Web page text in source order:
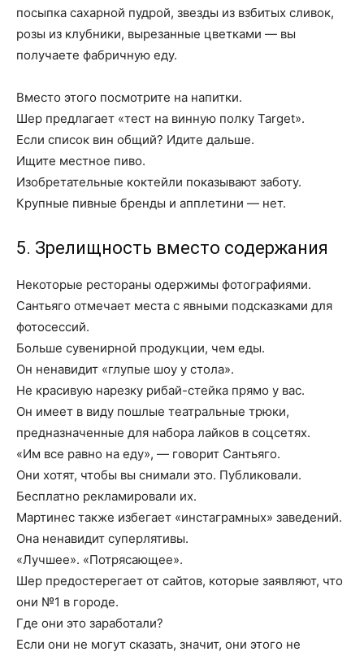
посыпка сахарной пудрой, звезды из взбитых сливок,
розы из клубники, вырезанные цветками — вы
получаете фабричную еду.
Вместо этого посмотрите на напитки.
Шер предлагает «тест на винную полку Target».
Если список вин общий? Идите дальше.
Ищите местное пиво.
Изобретательные коктейли показывают заботу.
Крупные пивные бренды и апплетини — нет.
5. Зрелищность вместо содержания
Некоторые рестораны одержимы фотографиями.
Сантьяго отмечает места с явными подсказками для
фотосессий.
Больше сувенирной продукции, чем еды.
Он ненавидит «глупые шоу у стола».
Не красивую нарезку рибай-стейка прямо у вас.
Он имеет в виду пошлые театральные трюки,
предназначенные для набора лайков в соцсетях.
«Им все равно на еду», — говорит Сантьяго.
Они хотят, чтобы вы снимали это. Публиковали.
Бесплатно рекламировали их.
Мартинес также избегает «инстаграмных» заведений.
Она ненавидит суперлятивы.
«Лучшее». «Потрясающее».
Шер предостерегает от сайтов, которые заявляют, что
они №1 в городе.
Где они это заработали?
Если они не могут сказать, значит, они этого не